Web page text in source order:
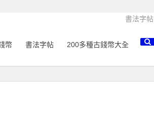
書法字帖
幣 書法字帖 200多種古錢幣大全